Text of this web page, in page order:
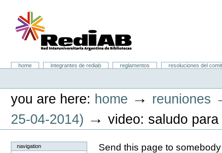
content.
Portal RedIAB
Sectionshome integrantes de rediab reglamentos
resoluciones del
you are here: home → reuniones
25-04-2014) →video: saludo
navigation Send this page to somebody